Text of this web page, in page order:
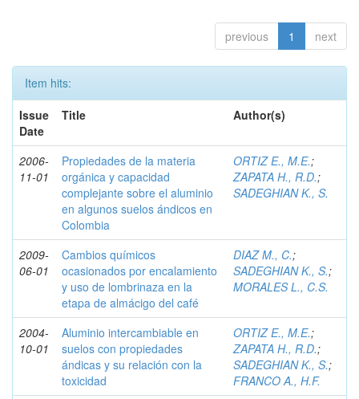
previous 1 next
Item hits:
Issue
Date
Title Author(s)
2006-
11-01
Propiedades de la materia
orgánica y capacidad
complejante sobre el aluminio
en algunos suelos ándicos en
Colombia
ORTIZ E., M.E.;
ZAPATA H., R.D.;
SADEGHIAN K., S.
2009-
06-01
Cambios químicos
ocasionados por encalamiento
y uso de lombrinaza en la
etapa de almácigo del café
DIAZ M., C.;
SADEGHIAN K., S.;
MORALES L., C.S.
2004-
10-01
Aluminio intercambiable en
suelos con propiedades
ándicas y su relación con la
toxicidad
ORTIZ E., M.E.;
ZAPATA H., R.D.;
SADEGHIAN K., S.;
FRANCO A., H.F.